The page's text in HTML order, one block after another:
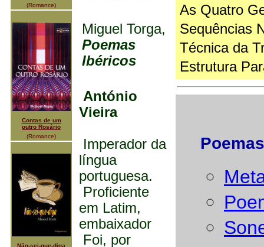
(Romance)
Contas de um
outro Rosário
(Romance)
Não-sei-que-diga
Miguel Torga,
Poemas
Ibéricos
António
Vieira
Imperador da
língua
portuguesa.
Proficiente
em Latim,
embaixador
Foi, por
As Quatro
Sequências
Técnica da
Estrutura